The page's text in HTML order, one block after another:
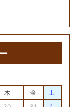
木 金
土